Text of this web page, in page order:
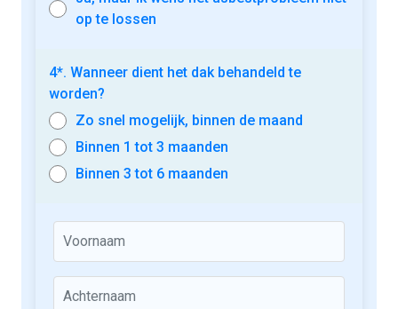
op te lossen
4*. Wanneer dient het dak behandeld te
worden?
Zo snel mogelijk, binnen de maand
Binnen 1 tot 3 maanden
Binnen 3 tot 6 maanden